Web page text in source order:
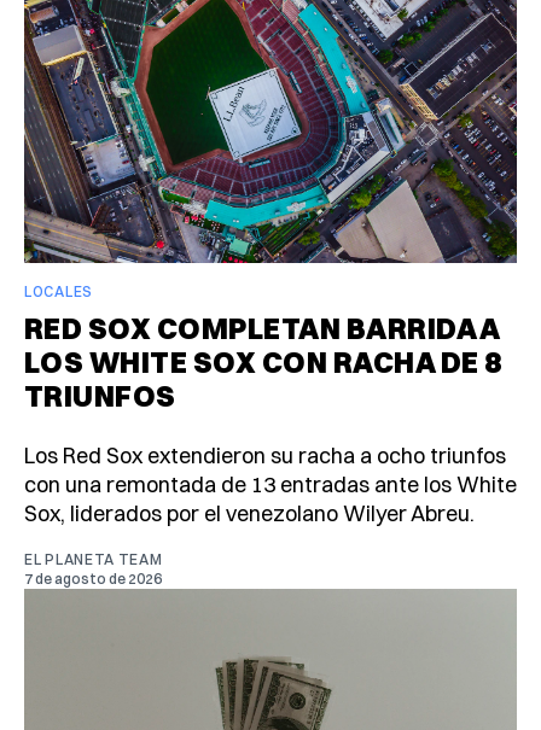
LOCALES
RED SOX COMPLETAN BARRIDA A
LOS WHITE SOX CON RACHA DE 8
TRIUNFOS
Los Red Sox extendieron su racha a ocho triunfos
con una remontada de 13 entradas ante los White
Sox, liderados por el venezolano Wilyer Abreu.
EL PLANETA TEAM
7 de agosto de 2026